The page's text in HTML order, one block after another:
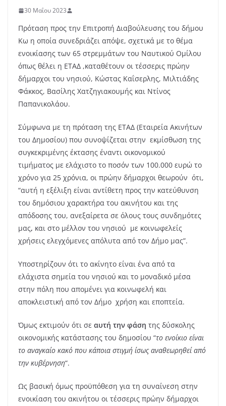
30 Μαΐου 2023
Πρόταση προς την Επιτροπή Διαβούλευσης του δήμου
Κω η οποία συνεδριάζει απόψε, σχετικά με το θέμα
ενοικίασης των 65 στρεμμάτων του Ναυτικού Ομίλου
όπως θέλει η ΕΤΑΔ ,καταθέτουν οι τέσσερις πρώην
δήμαρχοι του νησιού, Κώστας Καΐσερλης, Μιλτιάδης
Φάκκος, Βασίλης Χατζηγιακουμής και Ντίνος
Παπανικολάου.
Σύμφωνα με τη πρόταση της ΕΤΑΔ (Εταιρεία Ακινήτων
του Δημοσίου) που συνοψίζεται στην εκμίσθωση της
συγκεκριμένης έκτασης έναντι οικονομικού
τιμήματος με ελάχιστο το ποσόν των 100.000 ευρώ το
χρόνο για 25 χρόνια, οι πρώην δήμαρχοι θεωρούν ότι,
“αυτή η εξέλιξη είναι αντίθετη προς την κατεύθυνση
του δημόσιου χαρακτήρα του ακινήτου και της
απόδοσης του, ανεξαίρετα σε όλους τους συνδημότες
μας, και στο μέλλον του νησιού με κοινωφελείς
χρήσεις ελεγχόμενες απόλυτα από τον Δήμο μας”.
Υποστηρίζουν ότι το ακίνητο είναι ένα από τα
ελάχιστα σημεία του νησιού και το μοναδικό μέσα
στην πόλη που απομένει για κοινωφελή και
αποκλειστική από τον Δήμο χρήση και εποπτεία.
Όμως εκτιμούν ότι σε αυτή την φάση της δύσκολης
οικονομικής κατάστασης του δημοσίου “το ενοίκιο είναι
το αναγκαίο κακό που κάποια στιγμή ίσως αναθεωρηθεί από
την κυβέρνηση“.
Ως βασική όμως προϋπόθεση για τη συναίνεση στην
ενοικίαση του ακινήτου οι τέσσερις πρώην δήμαρχοι